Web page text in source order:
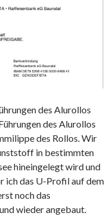
des Alurollos
des Alurollos
des Rollos. Wir
in bestimmten
hineingelegt wird und
ich das U-Profil auf dem
noch das
wieder angebaut.